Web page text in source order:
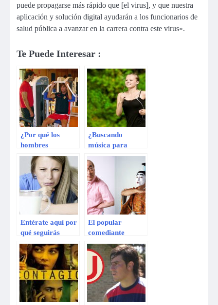
puede propagarse más rápido que [el virus], y que nuestra
aplicación y solución digital ayudarán a los funcionarios de
salud pública a avanzar en la carrera contra este virus».
Te Puede Interesar :
¿Por qué los
hombres
adelgazan más
rápido?
Descúbrelo aquí
¿Buscando
música para
correr? Esta
podría ser la ‘play
list’ perfecta
Entérate aquí por
qué seguirás
engordando si NO
tomas desayuno
El popular
comediante
japonés Ken
Shimura muere
después de ser
hospitalizado por
coronavirus